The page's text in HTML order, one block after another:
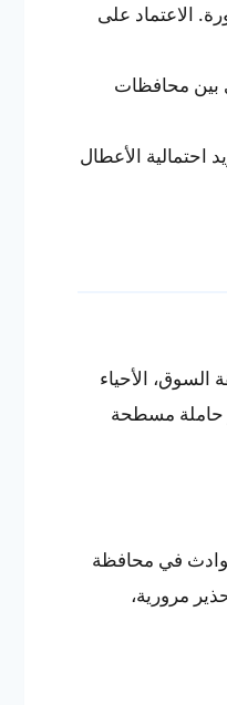
و35 كم عن المنصورة. الاعتماد على
بين محافظات
الأعطال
الأحياء
أو حاملة مسطحة
في محافظة
تحذير مرورية،